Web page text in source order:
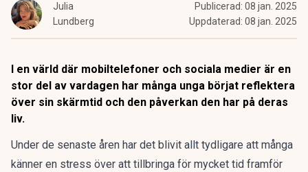
Julia
Lundberg
Publicerad: 08 jan. 2025
Uppdaterad: 08 jan. 2025
I en värld där mobiltelefoner och sociala medier är en
stor del av vardagen har många unga börjat reflektera
över sin skärmtid och den påverkan den har på deras
liv.
Under de senaste åren har det blivit allt tydligare att många
känner en stress över att tillbringa för mycket tid framför